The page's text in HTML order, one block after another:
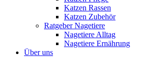
Katzen Rassen
Katzen Zubehör
Ratgeber Nagetiere
Nagetiere Alltag
Nagetiere Ernährung
Über uns